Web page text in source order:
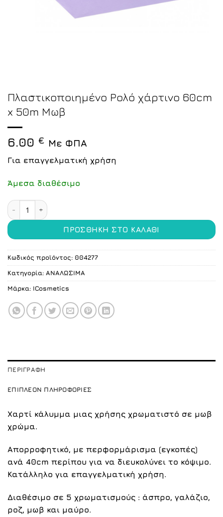
Πλαστικοποιημένο Ρολό χάρτινο 60cm
x 50m Μωβ
6.00 € Με ΦΠΑ
Για επαγγελματική χρήση
Άμεσα διαθέσιμο
Πλαστικοποιημένο Ρολό χάρτινο 60cm x 50m Μωβ
ΠΡΟΣΘΉΚΗ ΣΤΟ ΚΑΛΆΘΙ
Κωδικός προϊόντος: 004277
Κατηγορία: ΑΝΑΛΩΣΙΜΑ
Μάρκα: ICosmetics
ΠΕΡΙΓΡΑΦΉ
ΕΠΙΠΛΈΟΝ ΠΛΗΡΟΦΟΡΊΕΣ
Χαρτί κάλυμμα μιας χρήσης χρωματιστό σε μωβ
χρώμα.
Απορροφητικό, με περφορμάρισμα (εγκοπές)
ανά 40cm περίπου για να διευκολύνει το κόψιμο.
Κατάλληλο για επαγγελματική χρήση.
Διαθέσιμο σε 5 χρωματισμούς : άσπρο, γαλάζιο,
ροζ, μωβ και μαύρο.